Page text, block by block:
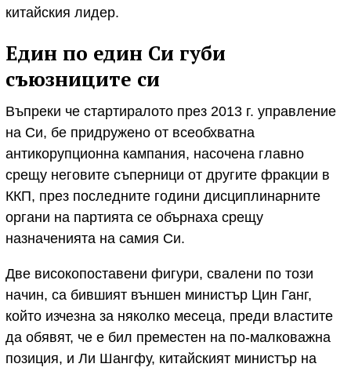
китайския лидер.
Един по един Си губи
съюзниците си
Въпреки че стартиралото през 2013 г. управление
на Си, бе придружено от всеобхватна
антикорупционна кампания, насочена главно
срещу неговите съперници от другите фракции в
ККП, през последните години дисциплинарните
органи на партията се обърнаха срещу
назначенията на самия Си.
Две високопоставени фигури, свалени по този
начин, са бившият външен министър Цин Ганг,
който изчезна за няколко месеца, преди властите
да обявят, че е бил преместен на по-малковажна
позиция, и Ли Шангфу, китайският министър на